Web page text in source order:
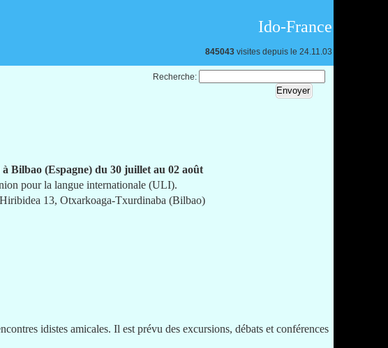
Ido-France
845043 visites depuis le 24.11.03
Recherche:
Bilbao (Espagne) du 30 juillet au 02 août
pour la langue internationale (ULI).
13, Otxarkoaga-Txurdinaba (Bilbao)
idistes amicales. Il est prévu des excursions, débats et conférences